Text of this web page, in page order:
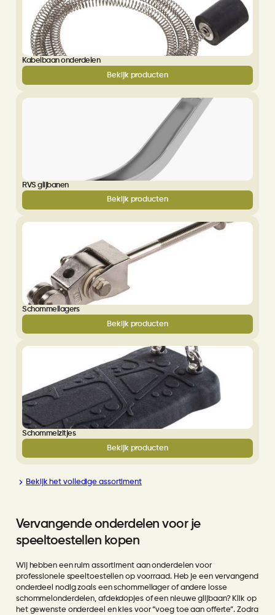
Kabelbaan onderdelen
Bekijk producten
RVS glijbanen
Bekijk producten
Schommellagers
Bekijk producten
Schommelzitjes
Bekijk producten
Bekijk het volledige assortiment
Vervangende onderdelen voor je
speeltoestellen kopen
Wij hebben een ruim assortiment aan onderdelen voor
professionele speeltoestellen op voorraad. Heb je een vervangend
onderdeel nodig zoals een schommellager of andere losse
schommelonderdelen, afdekdopjes of een nieuwe glijbaan? Klik op
het gewenste onderdeel en kies voor “voeg toe aan offerte”. Zodra